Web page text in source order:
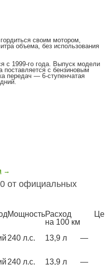
своим мотором,
объема, без использования
с 1999-го года. Выпуск модели
поставляется с бензиновым
передач — 6-ступенчатая
→
от официальных
МощностьРасход
на 100 км
240 л.с. 13,9 л —
240 л.с. 13,9 л —